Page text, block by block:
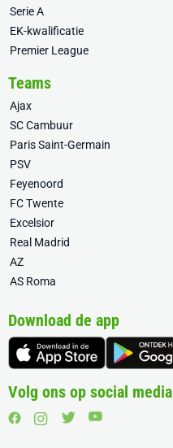
Serie A
EK-kwalificatie
Premier League
Teams
Ajax
SC Cambuur
Paris Saint-Germain
PSV
Feyenoord
FC Twente
Excelsior
Real Madrid
AZ
AS Roma
Download de app
Volg ons op social media